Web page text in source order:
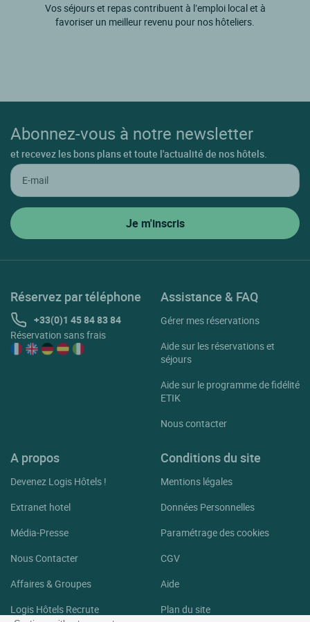
Vos séjours et repas contribuent à l’emploi local et à
favoriser un meilleur revenu pour nos hôteliers.
Abonnez-vous à notre newsletter
et recevez les bons plans et toute l'actualité de nos hôtels.
Réservez par téléphone
+33(0)1 45 84 83 84
Réservation sans frais
Assistance & FAQ
Gérer mes réservations
Aide sur les réservations et
séjours
Aide sur le programme de fidélité
ETIK
Nous contacter
A propos
Devenez Logis Hôtels !
Extranet hotel
Média-Presse
Nous Contacter
Affaires & Groupes
Logis Hôtels Recrute
Conditions du site
Mentions légales
Données Personnelles
Paramétrage des cookies
CGV
Aide
Plan du site